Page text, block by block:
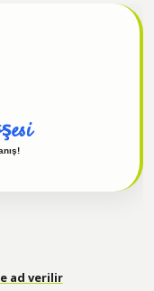
ad verilir